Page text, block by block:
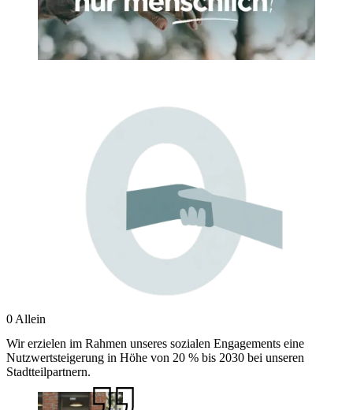
0 Allein
Wir erzielen im Rahmen unseres sozialen Engagements eine
Nutzwertsteigerung in Höhe von 20 % bis 2030 bei unseren
Stadtteilpartnern.